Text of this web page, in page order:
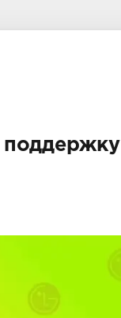
поддержку